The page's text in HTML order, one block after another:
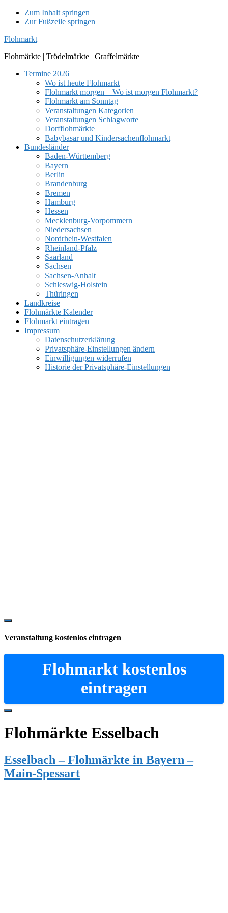
Zum Inhalt springen
Zur Fußzeile springen
Flohmarkt
Flohmärkte | Trödelmärkte | Graffelmärkte
Termine 2026
Wo ist heute Flohmarkt
Flohmarkt morgen – Wo ist morgen Flohmarkt?
Flohmarkt am Sonntag
Veranstaltungen Kategorien
Veranstaltungen Schlagworte
Dorfflohmärkte
Babybasar und Kindersachenflohmarkt
Bundesländer
Baden-Württemberg
Bayern
Berlin
Brandenburg
Bremen
Hamburg
Hessen
Mecklenburg-Vorpommern
Niedersachsen
Nordrhein-Westfalen
Rheinland-Pfalz
Saarland
Sachsen
Sachsen-Anhalt
Schleswig-Holstein
Thüringen
Landkreise
Flohmärkte Kalender
Flohmarkt eintragen
Impressum
Datenschutzerklärung
Privatsphäre-Einstellungen ändern
Einwilligungen widerrufen
Historie der Privatsphäre-Einstellungen
Show
Content
Veranstaltung kostenlos eintragen
Flohmarkt kostenlos
eintragen
Hide
Content
Flohmärkte Esselbach
Esselbach – Flohmärkte in Bayern –
Main-Spessart